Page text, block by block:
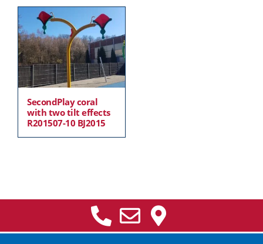
SecondPlay coral
with two tilt effects
R201507-10 BJ2015